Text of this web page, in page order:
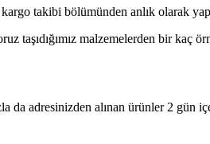
takibi bölümünden anlık olarak
taşıdığımız malzemelerden bir kaç
adresinizden alınan ürünler 2 gün